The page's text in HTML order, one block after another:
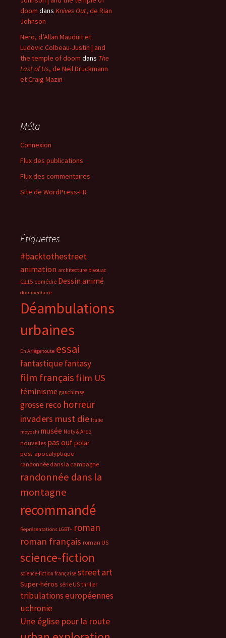
doom dans Knives Out, de Rian
Johnson
Nero, d’Allan Mauduit et
Ludovic Colbeau-Justin | and
the temple of doom dans The
Last of Us, de Neil Druckmann
et Craig Mazin
Méta
Connexion
Flux des publications
Flux des commentaires
Site de WordPress-FR
Étiquettes
#backtothestreet
animation architecture bivouac
C215 comédie Dessin animé
documentaire
Déambulations
urbaines
En Ariège toute essai
fantastiquefantasy
film français film US
féminisme gauchimse
grosse reco horreur
invaders must die Italie
moyoshi musée Noty & Aroz
nouvelles pas oufpolar
post-apocalyptique
randonnée dans la campagne
randonnée dans la
montagne
recommandé
Représentations LGBT+ roman
roman français roman US
science-fiction
science-fiction française street art
Super-héros série US thriller
tribulations européennes
uchronie
Une église pour la route